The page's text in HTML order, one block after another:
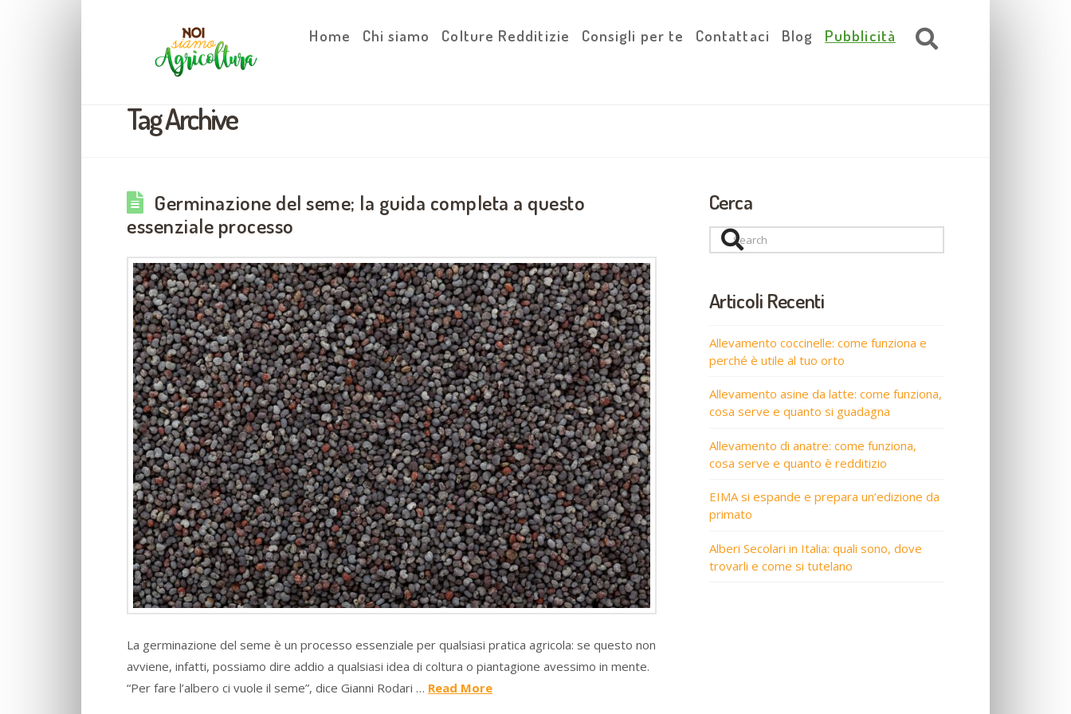
Home Chi siamo Colture Redditizie Consigli per te Contattaci Blog Pubblicità
Tag Archive
Germinazione del seme; la guida completa a questo
essenziale processo
La germinazione del seme è un processo essenziale per qualsiasi pratica agricola: se questo non
avviene, infatti, possiamo dire addio a qualsiasi idea di coltura o piantagione avessimo in mente.
“Per fare l’albero ci vuole il seme”, dice Gianni Rodari … Read More
Cerca
Search
Articoli Recenti
Allevamento coccinelle: come funziona e
perché è utile al tuo orto
Allevamento asine da latte: come funziona,
cosa serve e quanto si guadagna
Allevamento di anatre: come funziona,
cosa serve e quanto è redditizio
EIMA si espande e prepara un’edizione da
primato
Alberi Secolari in Italia: quali sono, dove
trovarli e come si tutelano